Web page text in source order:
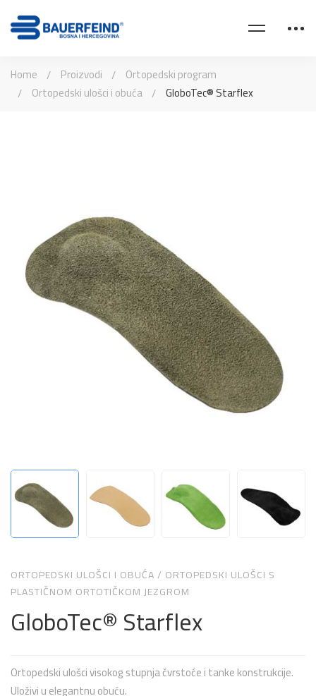
Home Proizvodi
Ortopedski program
Ortopedski ulošci i obuća
GloboTec® Starflex
ORTOPEDSKI ULOŠCI I OBUĆA/ ORTOPEDSKI ULOŠCI S
PLASTIČNOM ORTOTIČKOM JEZGROM
GloboTec® Starflex
Ortopedski ulošci visokog stupnja čvrstoće i tanke konstrukcije.
Uloživi u elegantnu obuću.